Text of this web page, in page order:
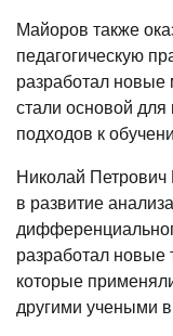
Майоров также
педагогическую
разработал
стали основой
подходов к
Николай
в развитие
разработал новые
которые
другими учеными